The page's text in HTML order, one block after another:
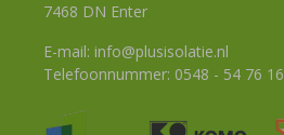
7468 DN Enter
E-mail: info@plusisolatie.nl
Telefoonnummer: 0548 - 54 76 16